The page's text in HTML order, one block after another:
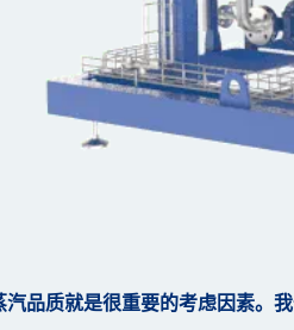
品质就是很重要的考虑因素。